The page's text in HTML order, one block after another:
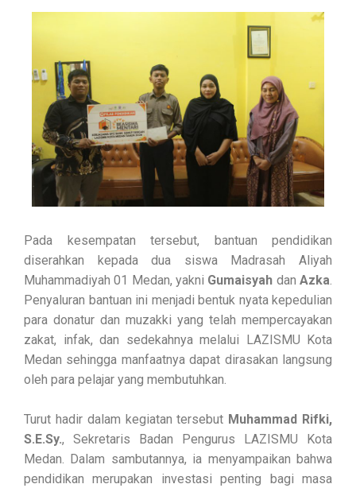
Pada kesempatan tersebut, bantuan pendidikan
diserahkan kepada dua siswa Madrasah Aliyah
Muhammadiyah 01 Medan, yakni Gumaisyah danAzka.
Penyaluran bantuan ini menjadi bentuk nyata kepedulian
para donatur dan muzakki yang telah mempercayakan
zakat, infak, dan sedekahnya melalui LAZISMU Kota
Medan sehingga manfaatnya dapat dirasakan langsung
oleh para pelajar yang membutuhkan.
Turut hadir dalam kegiatan tersebut Muhammad Rifki,
S.E.Sy., Sekretaris Badan Pengurus LAZISMU Kota
Medan. Dalam sambutannya, ia menyampaikan bahwa
pendidikan merupakan investasi penting bagi masa